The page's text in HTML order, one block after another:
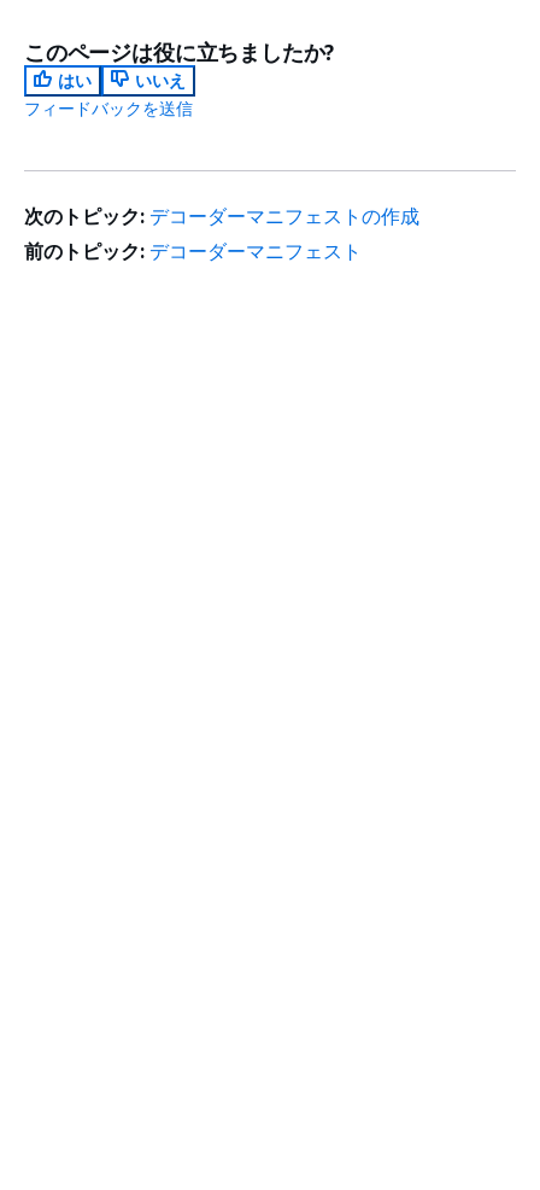
このページは役に立ちましたか?
はい
いいえ
フィードバックを送信
次のトピック: デコーダーマニフェストの作成
前のトピック: デコーダーマニフェスト